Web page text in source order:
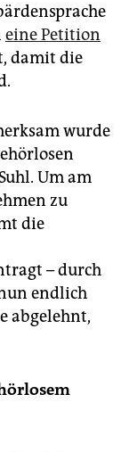
eine Petition
damit die
wurde
Um am
zu
die
– durch
endlich
abgelehnt,